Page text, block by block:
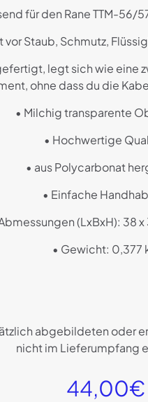
für den Rane TTM-56/
vor Staub, Schmutz,
legt sich wie eine
ohne dass du die
• Milchig transparente
• Hochwertige
• aus Polycarbonat
• Einfache
(LxBxH): 38
• Gewicht: 0,377
abgebildeten oder
nicht im Lieferumpfang
44,00€